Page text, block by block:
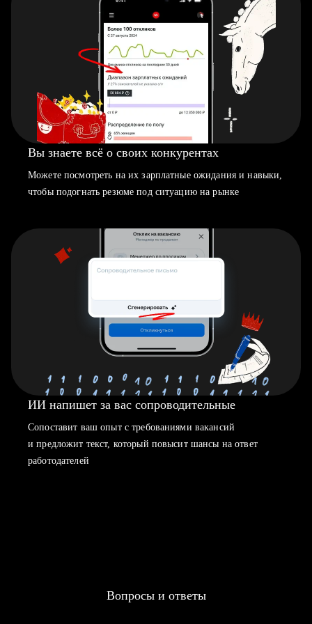
Вы знаете всё о своих конкурентах
Можете посмотреть на их зарплатные ожидания и навыки,
чтобы подогнать резюме под ситуацию на рынке
ИИ напишет за вас сопроводительные
Сопоставит ваш опыт с требованиями вакансий
и предложит текст, который повысит шансы на ответ
работодателей
Вопросы и ответы